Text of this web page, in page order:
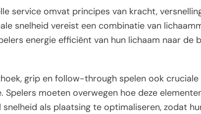
service omvat principes van kracht,
snelheid vereist een combinatie van
energie efficiënt van hun lichaam naar de
grip en follow-through spelen ook
Spelers moeten overwegen hoe deze
als plaatsing te optimaliseren, zodat